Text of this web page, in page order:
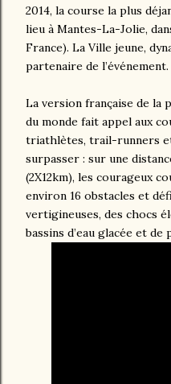
2014, la course la plus
lieu à Mantes-La-Jolie,
France). La Ville jeune,
partenaire de l’événement.
La version française de la
du monde fait appel aux
triathlètes, trail-runners
surpasser : sur une
(2X12km), les courageux
environ 16 obstacles et
vertigineuses, des chocs
bassins d’eau glacée et